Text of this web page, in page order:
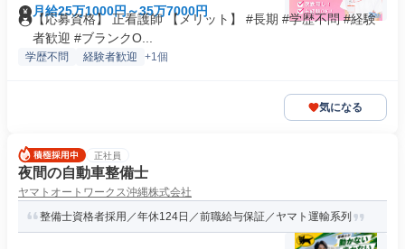
月給25万1000円～35万7000円
【応募資格】 正看護師 【メリット】 #長期 #学歴不問 #経験
者歓迎 #ブランクO...
学歴不問 経験者歓迎 +1個
気になる
正社員
夜間の自動車整備士
ヤマトオートワークス沖縄株式会社
整備士資格者採用／年休124日／前職給与保証／ヤマト運輸系列